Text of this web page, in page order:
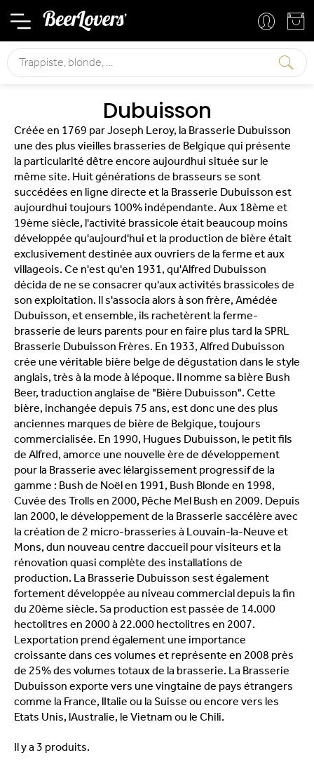
Dubuisson
Créée en 1769 par Joseph Leroy, la Brasserie Dubuisson
une des plus vieilles brasseries de Belgique qui présente
la particularité dêtre encore aujourdhui située sur le
même site. Huit générations de brasseurs se sont
succédées en ligne directe et la Brasserie Dubuisson est
aujourdhui toujours 100% indépendante. Aux 18ème et
19ème siècle, l'activité brassicole était beaucoup moins
développée qu'aujourd'hui et la production de bière était
exclusivement destinée aux ouvriers de la ferme et aux
villageois. Ce n'est qu'en 1931, qu'Alfred Dubuisson
décida de ne se consacrer qu'aux activités brassicoles de
son exploitation. Il s'associa alors à son frère, Amédée
Dubuisson, et ensemble, ils rachetèrent la ferme-
brasserie de leurs parents pour en faire plus tard la SPRL
Brasserie Dubuisson Frères. En 1933, Alfred Dubuisson
crée une véritable bière belge de dégustation dans le style
anglais, très à la mode à lépoque. Il nomme sa bière Bush
Beer, traduction anglaise de "Bière Dubuisson". Cette
bière, inchangée depuis 75 ans, est donc une des plus
anciennes marques de bière de Belgique, toujours
commercialisée. En 1990, Hugues Dubuisson, le petit fils
de Alfred, amorce une nouvelle ère de développement
pour la Brasserie avec lélargissement progressif de la
gamme : Bush de Noël en 1991, Bush Blonde en 1998,
Cuvée des Trolls en 2000, Pêche Mel Bush en 2009. Depuis
lan 2000, le développement de la Brasserie saccélère avec
la création de 2 micro-brasseries à Louvain-la-Neuve et
Mons, dun nouveau centre daccueil pour visiteurs et la
rénovation quasi complète des installations de
production. La Brasserie Dubuisson sest également
fortement développée au niveau commercial depuis la fin
du 20ème siècle. Sa production est passée de 14.000
hectolitres en 2000 à 22.000 hectolitres en 2007.
Lexportation prend également une importance
croissante dans ces volumes et représente en 2008 près
de 25% des volumes totaux de la brasserie. La Brasserie
Dubuisson exporte vers une vingtaine de pays étrangers
comme la France, lItalie ou la Suisse ou encore vers les
Etats Unis, lAustralie, le Vietnam ou le Chili.
Il y a 3 produits.